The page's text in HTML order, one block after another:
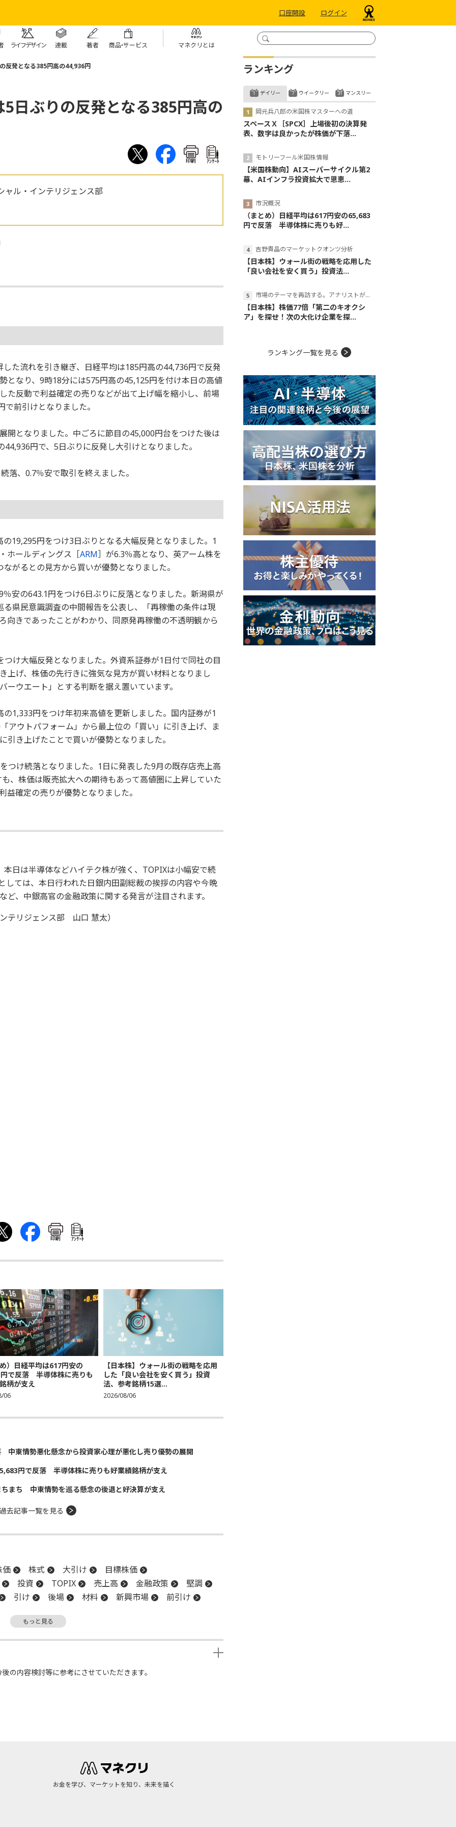
口座開設 ログイン
ライフデザイン 連載 著者 商品・サービス マネクリとは
反発となる385円高の44,936円
5日ぶりの反発となる385円高の
印刷 ｱﾝｹｰﾄ
ャル・インテリジェンス部
た流れを引き継ぎ、日経平均は185円高の44,736円で反発
となり、9時18分には575円高の45,125円を付け本日の高値
た反動で利益確定の売りなどが出て上げ幅を縮小し、前場
前引けとなりました。
開となりました。中ごろに節目の45,000円台をつけた後は
円で、5日ぶりに反発し大引けとなりました。
落、0.7％安で取引を終えました。
の19,295円をつけ3日ぶりとなる大幅反発となりました。1
ホールディングス［ARM］が6.3％高となり、英アーム株を
がるとの見方から買いが優勢となりました。
％安の643.1円をつけ6日ぶりに反落となりました。新潟県が
県民意識調査の中間報告を公表し、「再稼働の条件は現
向きであったことがわかり、同原発再稼働の不透明観から
つけ大幅反発となりました。外資系証券が1日付で同社の目
上げ、株価の先行きに強気な見方が買い材料となりまし
ウエート」とする判断を据え置いています。
の1,333円をつけ年初来高値を更新しました。国内証券が1
アウトパフォーム」から最上位の「買い」に引き上げ、ま
引き上げたことで買いが優勢となりました。
つけ続落となりました。1日に発表した9月の既存店売上高
、株価は販売拡大への期待もあって高値圏に上昇していた
益確定の売りが優勢となりました。
日は半導体などハイテク株が強く、TOPIXは小幅安で続
しては、本日行われた日銀内田副総裁の挨拶の内容や今晩
、中銀高官の金融政策に関する発言が注目されます。
テリジェンス部 山口 慧太）
印刷 ｱﾝｹｰﾄ
め）日経平均は617円安の
で反落 半導体株に売りも
柄が支え
06
【日本株】ウォール街の戦略を応用
した「良い会社を安く買う」投資
法、参考銘柄15選...
2026/08/06
中東情勢悪化懸念から投資家心理が悪化し売り優勢の展開
円で反落 半導体株に売りも好業績銘柄が支え
ちまち 中東情勢を巡る懸念の後退と好決算が支え
過去記事一覧を見る
価 株式 大引け
目標株価
投資 TOPIX 売上高 金融政策
堅調
引け 後場 材料 新興市場
前引け
もっと見る
の内容検討等に参考にさせていただきます。
ランキング
デイリー
岡元兵八郎の米国株マスターへの道
スペースＸ［SPCX］上場後初の決算発
表、数字は良かったが株価が下落...
モトリーフール米国株情報
【米国株動向】AIスーパーサイクル第2
幕、AIインフラ投資拡大で恩恵...
市況概況
（まとめ）日経平均は617円安の65,683
円で反落 半導体株に売りも好...
吉野貴晶のマーケットクオンツ分析
【日本株】ウォール街の戦略を応用した
「良い会社を安く買う」投資法...
市場のテーマを再訪する。アナリストが読み解くテーマの本質
【日本株】株価77倍「第二のキオクシ
ア」を探せ！次の大化け企業を探...
ウイークリー マンスリー
ランキング一覧を見る
お金を学び、マーケットを知り、未来を描く